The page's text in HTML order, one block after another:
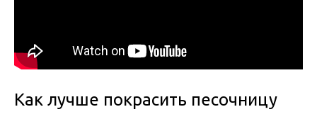
Как лучше покрасить песочницу